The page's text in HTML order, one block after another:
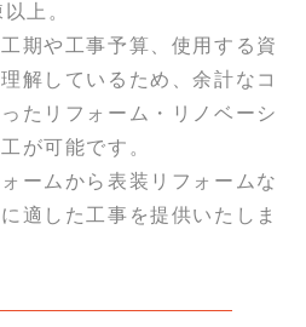
上。
期や工事予算、使用する資
解しているため、余計なコ
たリフォーム・リノベーシ
が可能です。
ームから表装リフォームな
適した工事を提供いたしま